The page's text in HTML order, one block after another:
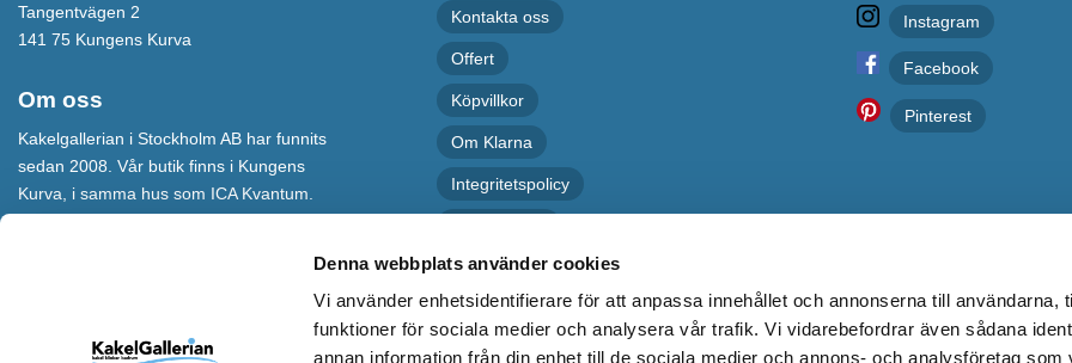
Denna webbplats använder cookies
Vi använder enhetsidentifierare för att anpassa innehållet och annonserna till användarna,
funktioner för sociala medier och analysera vår trafik. Vi vidarebefordrar även sådana
annan information från din enhet till de sociala medier och annons- och analysföretag som
Tangentvägen 2
141 75 Kungens Kurva
Om oss
Kakelgallerian i Stockholm AB har funnits
sedan 2008. Vår butik finns i Kungens
Kurva, i samma hus som ICA Kvantum.
kommer till vår butik eller besöker vår
Kontakta oss
Offert
Köpvillkor
Om Klarna
Integritetspolicy
Instagram
Facebook
Pinterest